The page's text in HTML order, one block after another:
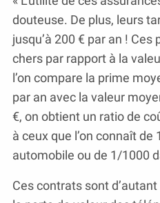
douteuse. De plus, leurs
jusqu’à 200 € par an !
chers par rapport à la
l’on compare la prime
par an avec la valeur
€, on obtient un ratio de
à ceux que l’on connaît de
automobile ou de 1/1000
Ces contrats sont